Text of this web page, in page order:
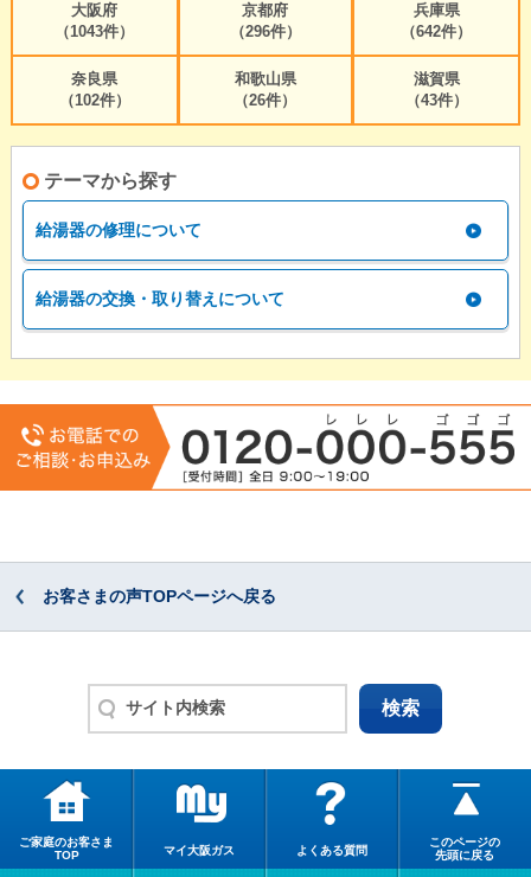
大阪府
（1043件）
京都府
（296件）
兵庫県
（642件）
奈良県
（102件）
和歌山県
（26件）
滋賀県
（43件）
テーマから探す
給湯器の修理について
給湯器の交換・取り替えについて
お客さまの声TOPページへ戻る
ご家庭のお客さま
TOP
マイ大阪ガス よくある質問
このページの
先頭に戻る